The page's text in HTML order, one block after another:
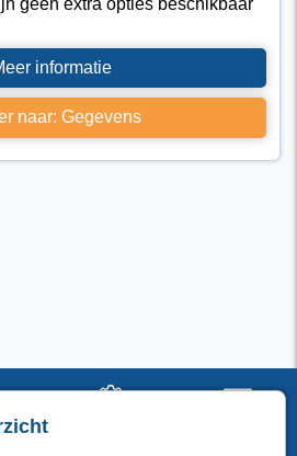
geen extra opties beschikbaar
informatie
naar: Gegevens